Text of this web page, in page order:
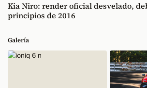
Kia Niro: render oficial desvelado,
principios de 2016
Galería